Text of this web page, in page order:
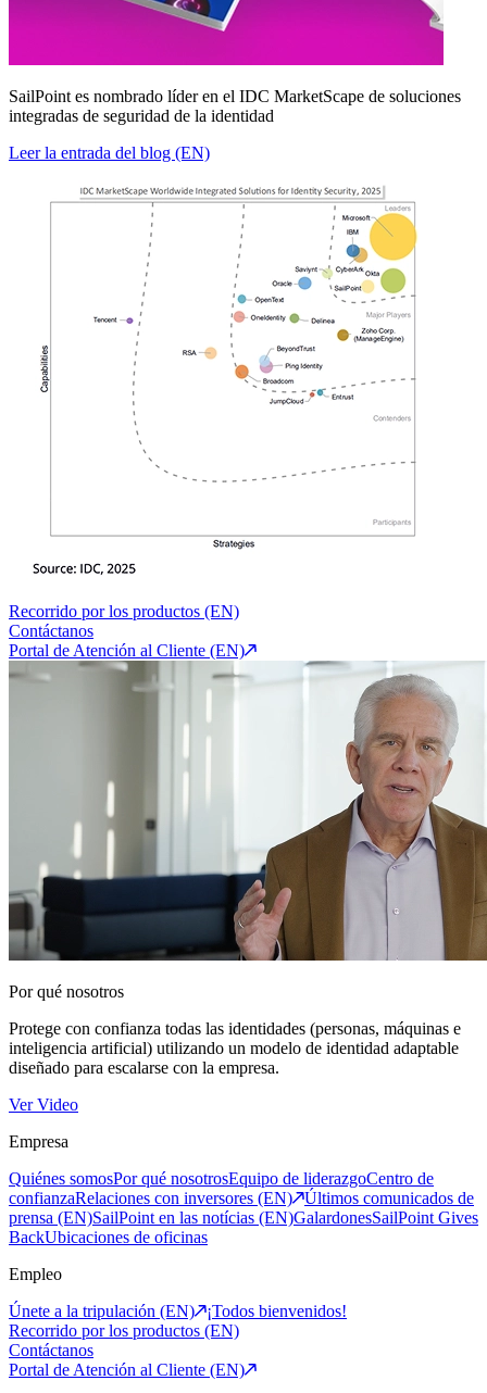
SailPoint es nombrado líder en el IDC MarketScape de soluciones
integradas de seguridad de la identidad
Leer la entrada del blog (EN)
Recorrido por los productos (EN)
Contáctanos
Portal de Atención al Cliente (EN)
Por qué nosotros
Protege con confianza todas las identidades (personas, máquinas e
inteligencia artificial) utilizando un modelo de identidad adaptable
diseñado para escalarse con la empresa.
Ver Video
Empresa
Quiénes somosPor qué nosotrosEquipo de liderazgoCentro de
confianzaRelaciones con inversores (EN)
Últimos comunicados de
prensa (EN)SailPoint en las notícias (EN)GalardonesSailPoint Gives
BackUbicaciones de oficinas
Empleo
Únete a la tripulación (EN)
¡Todos bienvenidos!
Recorrido por los productos (EN)
Contáctanos
Portal de Atención al Cliente (EN)